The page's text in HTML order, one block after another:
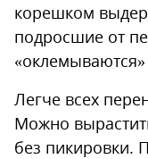
корешком
подросшие от
«оклемываются»
Легче всех
Можно
без пикировки.